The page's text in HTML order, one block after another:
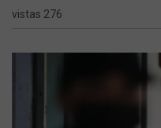
vistas 276